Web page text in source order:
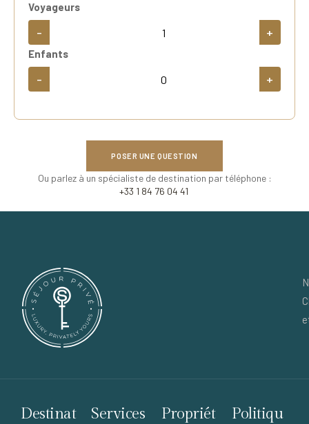
Voyageurs
- +
Enfants
- +
POSER UNE QUESTION
Ou parlez à un spécialiste de destination par téléphone :
+33 1 84 76 04 41
Destinat
Services
Propriét
Politiqu